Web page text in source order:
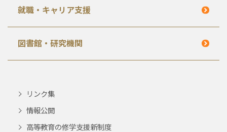
就職・キャリア支援
図書館・研究機関
リンク集
情報公開
高等教育の修学支援新制度